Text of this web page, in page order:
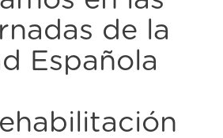
de la
Española